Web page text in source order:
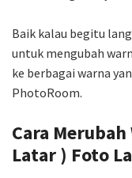
Baik kalau begitu
untuk mengubah
ke berbagai warna
PhotoRoom.
Cara
Latar ) Foto